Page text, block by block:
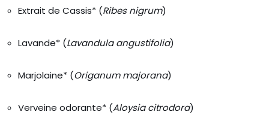
Extrait de Cassis* (Ribes nigrum)
Lavande* (Lavandula angustifolia)
Marjolaine* (Origanum majorana)
Verveine odorante* (Aloysia citrodora)